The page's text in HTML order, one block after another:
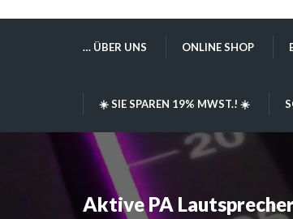
… ÜBER UNS ONLINE SHOP
☀️ SIE SPAREN 19% MWST.! ☀️
Aktive PA